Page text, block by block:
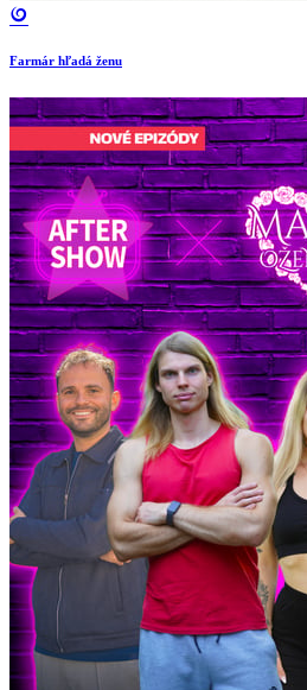
Farmár hľadá ženu